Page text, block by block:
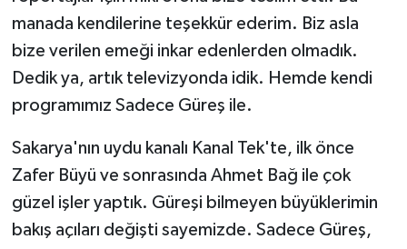
manada kendilerine teşekkür ederim. Biz asla
bize verilen emeği inkar edenlerden olmadık.
Dedik ya, artık televizyonda idik. Hemde kendi
programımız Sadece Güreş ile.
Sakarya'nın uydu kanalı Kanal Tek'te, ilk önce
Zafer Büyü ve sonrasında Ahmet Bağ ile çok
güzel işler yaptık. Güreşi bilmeyen büyüklerimin
bakış açıları değişti sayemizde. Sadece Güreş,